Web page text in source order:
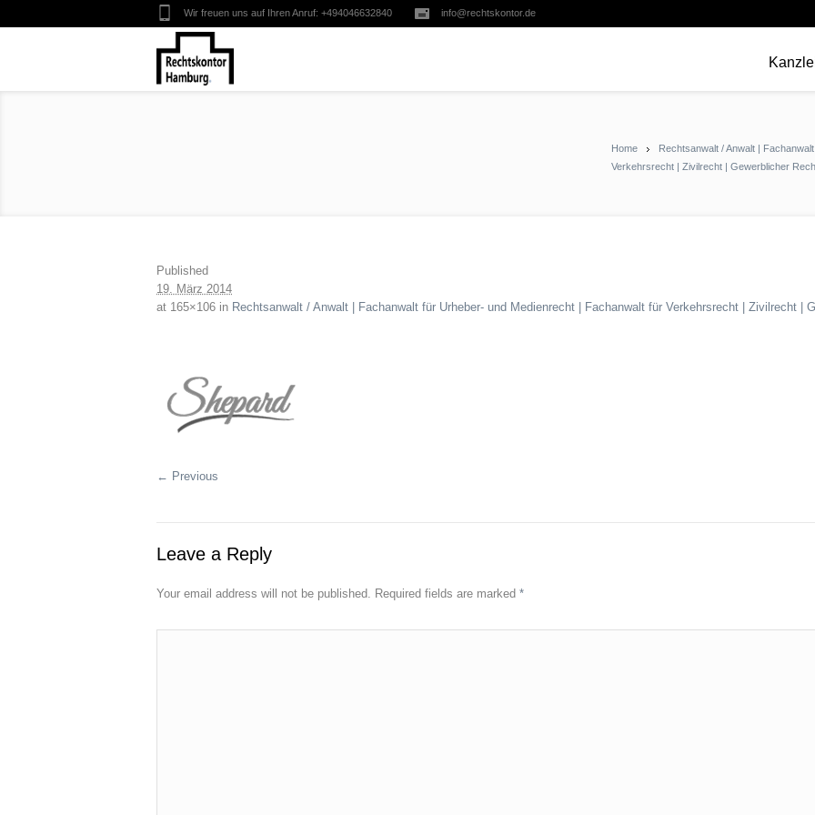
Wir freuen uns auf Ihren Anruf: +494046632840 info@rechtskontor.de
Home
Rechtsanwalt / Anwalt |
Verkehrsrecht | Zivilrecht | Gewerblicher
Published
19. März 2014
at 165×106 in Rechtsanwalt / Anwalt | Fachanwalt für Urheber- und Medienrecht | Fachanwalt für Verkehrsrecht | Zivilrecht |
← Previous
Leave a Reply
Your email address will not be published. Required fields are marked *